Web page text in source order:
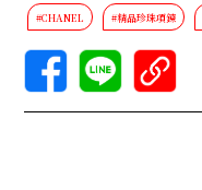
#CHANEL #精品珍珠項鍊